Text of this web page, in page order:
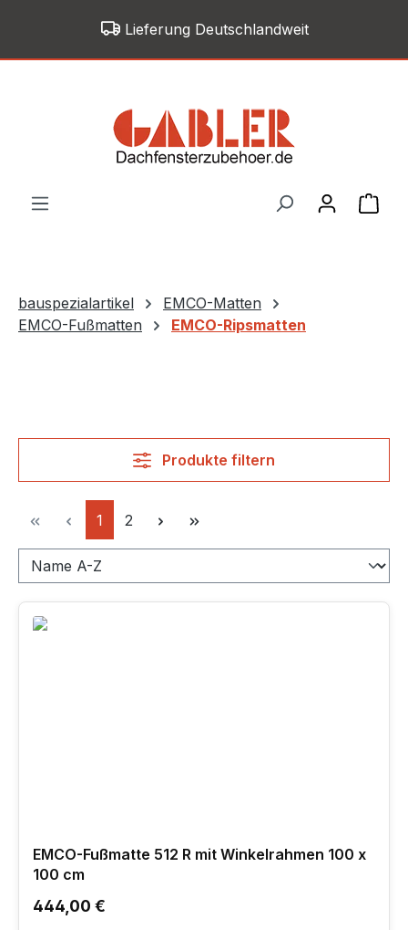
Zum Hauptinhalt springenLieferung Deutschlandweit
bauspezialartikel
EMCO-Matten
EMCO-Fußmatten
EMCO-Ripsmatten
Produkte filtern
Seite
1 Seite
2
EMCO-Fußmatte 512 R mit Winkelrahmen 100 x
100 cm
Regulärer Preis:
444,00 €